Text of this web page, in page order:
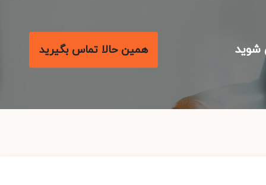
همین حالا تماس بگیرید